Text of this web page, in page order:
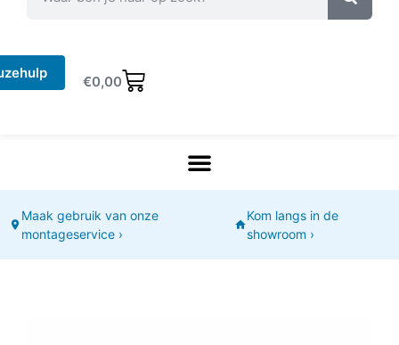
€0,00
Maak gebruik van onze
montageservice ›
Kom langs in de
showroom ›